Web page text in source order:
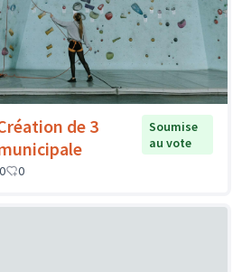
de 3
Soumise
au vote
0 0